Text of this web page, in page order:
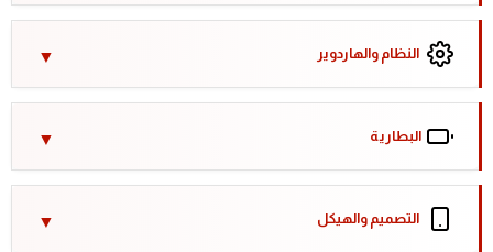
النظام والهاردوير
البطارية
التصميم والهيكل